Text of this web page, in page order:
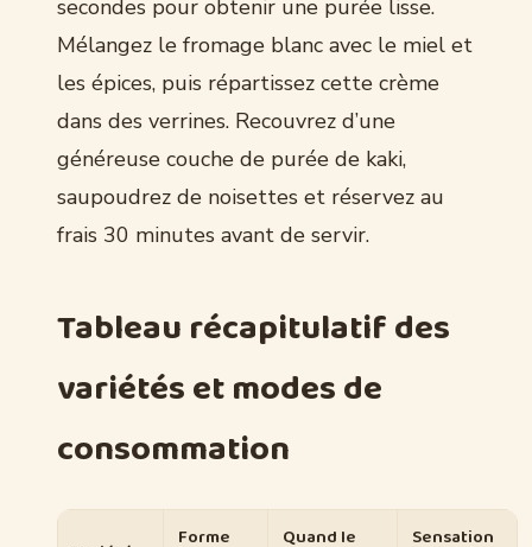
secondes pour obtenir une purée lisse.
Mélangez le fromage blanc avec le miel et
les épices, puis répartissez cette crème
dans des verrines. Recouvrez d’une
généreuse couche de purée de kaki,
saupoudrez de noisettes et réservez au
frais 30 minutes avant de servir.
Tableau récapitulatif des
variétés et modes de
consommation
Forme
Quand le
Sensation